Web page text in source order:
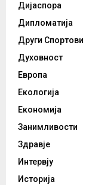
Дијаспора
Дипломатија
Други Спортови
Духовност
Европа
Екологија
Економија
Занимливости
Здравје
Интервју
Историја